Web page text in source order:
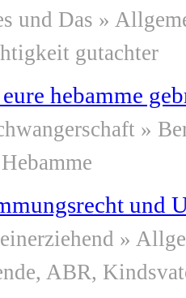
und Das »
gutachter
hebamme
»
und
»
ABR,